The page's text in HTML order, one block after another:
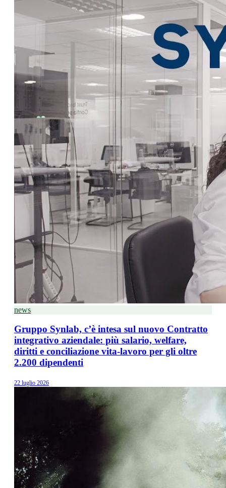
news
Gruppo Synlab, c’è intesa sul nuovo Contratto
integrativo aziendale: più salario, welfare,
diritti e conciliazione vita-lavoro per gli oltre
2.200 dipendenti
22 luglio 2026